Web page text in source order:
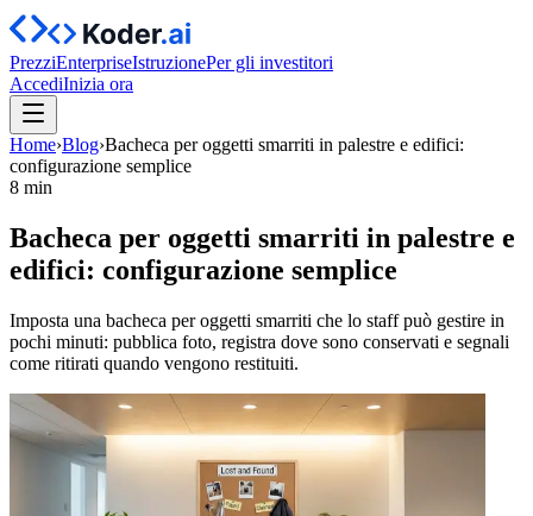
PrezziEnterpriseIstruzionePer gli investitori
AccediInizia ora
Home›Blog›Bacheca per oggetti smarriti in palestre e edifici:
configurazione semplice
8 min
Bacheca per oggetti smarriti in palestre e
edifici: configurazione semplice
Imposta una bacheca per oggetti smarriti che lo staff può gestire in
pochi minuti: pubblica foto, registra dove sono conservati e segnali
come ritirati quando vengono restituiti.